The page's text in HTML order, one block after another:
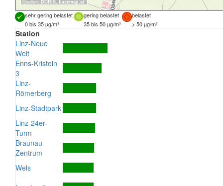
Quellen: DORIS, basemap.at
sehr gering belastet gering belastet
belastet
0 bis 35 µg/m³
35 bis 50 µg/m³ > 50 µg/m³
Station
Linz-Neue
Welt
Enns-Kristein
3
Linz-
Römerberg
Linz-Stadtpark
Linz-24er-
Turm
Braunau
Zentrum
Wels